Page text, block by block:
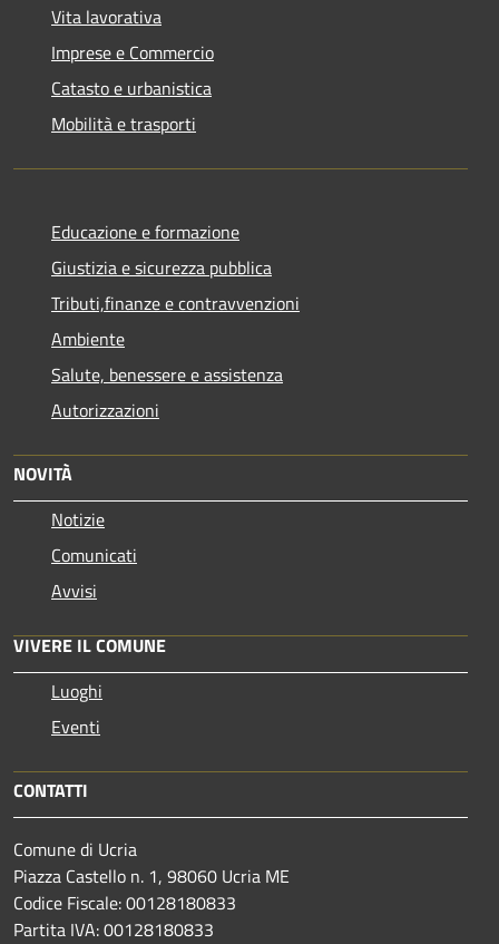
Vita lavorativa
Imprese e Commercio
Catasto e urbanistica
Mobilità e trasporti
Educazione e formazione
Giustizia e sicurezza pubblica
Tributi,finanze e contravvenzioni
Ambiente
Salute, benessere e assistenza
Autorizzazioni
NOVITÀ
Notizie
Comunicati
Avvisi
VIVERE IL COMUNE
Luoghi
Eventi
CONTATTI
Comune di Ucria
Piazza Castello n. 1, 98060 Ucria ME
Codice Fiscale: 00128180833
Partita IVA: 00128180833